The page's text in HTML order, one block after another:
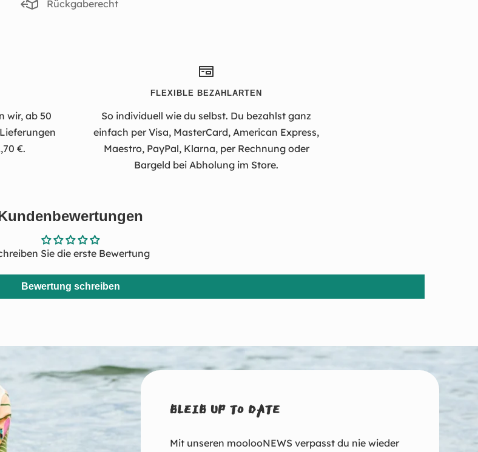
Rückgaberecht
wir, ab 50
€.
FLEXIBLE BEZAHLARTEN
So individuell wie du selbst. Du bezahlst ganz
einfach per Visa, MasterCard, American Express,
Maestro, PayPal, Klarna, per Rechnung oder
Bargeld bei Abholung im Store.
Sie die erste Bewertung
Bewertung schreiben
BLEIB UP TO DATE
Mit unseren moolooNEWS verpasst du nie wieder